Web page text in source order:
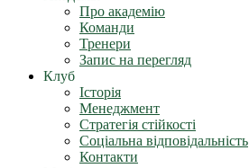
Про академію
Команди
Тренери
Запис на перегляд
Клуб
Історія
Менеджмент
Стратегія стійкості
Соціальна відповідальність
Контакти